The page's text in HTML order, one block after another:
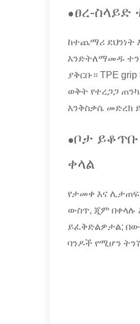
●ፀረ-ስላይድ
ከተጨማሪ ደህንነት
እንድትለማመዱ
ያቅርቡ። TPE
ወቅት የተረጋጋ
እንቅስቃሴ መድረክ
●ቦታ
ቀላል
የታመቀ እና
ውስጥ, ጂም
ይፈቅድልዎታል;
ባንዶች የሚሆን